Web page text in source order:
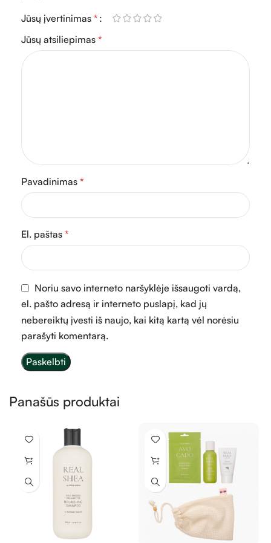
Jūsų įvertinimas *
Jūsų atsiliepimas *
Pavadinimas *
El. paštas *
Noriu savo interneto naršyklėje išsaugoti vardą,
el. pašto adresą ir interneto puslapį, kad jų
nebereiktų įvesti iš naujo, kai kitą kartą vėl norėsiu
parašyti komentarą.
Panašūs produktai